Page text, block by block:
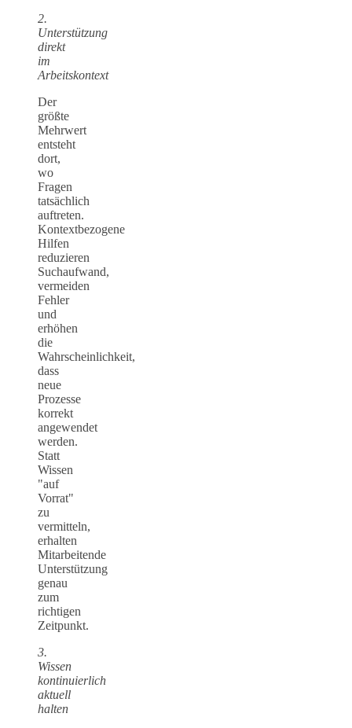
2.
Unterstützung
direkt
im
Arbeitskontext
Der
größte
Mehrwert
entsteht
dort,
wo
Fragen
tatsächlich
auftreten.
Kontextbezogene
Hilfen
reduzieren
Suchaufwand,
vermeiden
Fehler
und
erhöhen
die
Wahrscheinlichkeit,
dass
neue
Prozesse
korrekt
angewendet
werden.
Statt
Wissen
"auf
Vorrat"
zu
vermitteln,
erhalten
Mitarbeitende
Unterstützung
genau
zum
richtigen
Zeitpunkt.
3.
Wissen
kontinuierlich
aktuell
halten